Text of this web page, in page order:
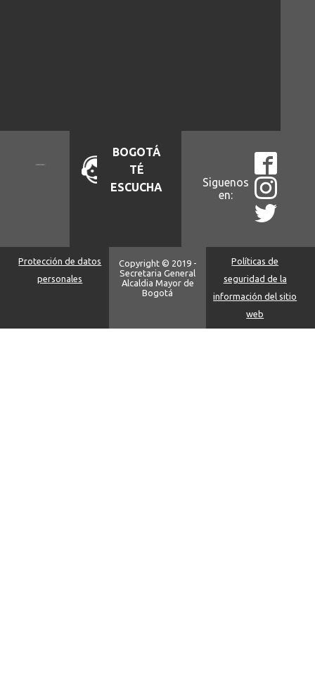
BOGOTÁ
TÉ
ESCUCHA
Siguenos
en:
Protección de datos
personales
Copyright © 2019 -
Secretaria General
Alcaldia Mayor de
Bogotá
Políticas de
seguridad de la
información del sitio
web